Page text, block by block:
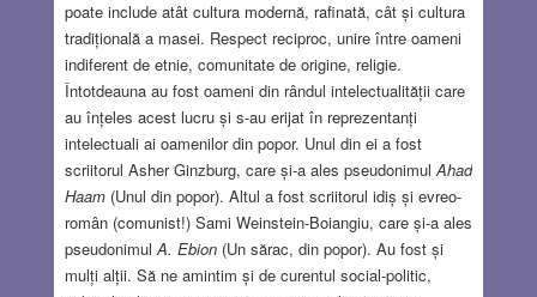
poate include atât cultura modernă, rafinată, cât și cultura
tradițională a masei. Respect reciproc, unire între oameni
indiferent de etnie, comunitate de origine, religie.
Întotdeauna au fost oameni din rândul intelectualității care
au înțeles acest lucru și s-au erijat în reprezentanți
intelectuali ai oamenilor din popor. Unul din ei a fost
scriitorul Asher Ginzburg, care și-a ales pseudonimulAhad
Haam (Unul din popor). Altul a fost scriitorul idiș și evreo-
român (comunist!) Sami Weinstein-Boiangiu, care și-a ales
pseudonimulA. Ebion (Un sărac, din popor). Au fost și
mulți alții. Să ne amintim și de curentul social-politic,